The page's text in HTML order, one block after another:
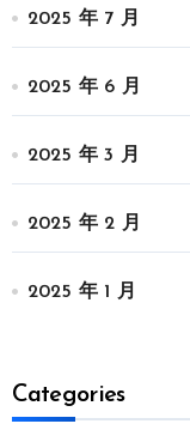
2025 年 7 月
2025 年 6 月
2025 年 3 月
2025 年 2 月
2025 年 1 月
Categories